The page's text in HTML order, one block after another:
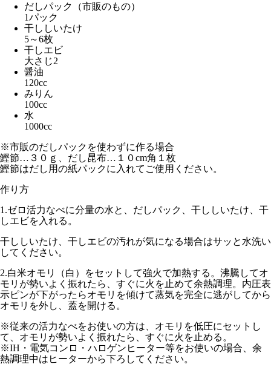
だしパック（市販のもの）
1パック
干ししいたけ
5～6枚
干しエビ
大さじ2
醤油
120cc
みりん
100cc
水
1000cc
※市販のだしパックを使わずに作る場合
鰹節…３０ｇ、だし昆布…１０cm角１枚
鰹節はだし用の紙パックに入れてご使用ください。
作り方
1.ゼロ活力なべに分量の水と、だしパック、干ししいたけ、干
しエビを入れる。
干ししいたけ、干しエビの汚れが気になる場合はサッと水洗い
してください。
2.白米オモリ（白） をセットして強火で加熱する。沸騰してオ
モリが勢いよく振れたら、すぐに火を止めて余熱調理。内圧表
示ピンが下がったらオモリを傾けて蒸気を完全に逃がしてから
オモリを外し、蓋を開ける。
※従来の活力なべをお使いの方は、オモリを低圧にセットし
て、オモリが勢いよく振れたら、すぐに火を止める。
※IH・電気コンロ・ハロゲンヒーター等をお使いの場合、余
熱調理中はヒーターから下ろしてください。